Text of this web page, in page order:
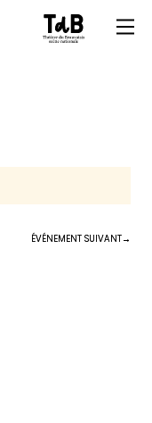
ÉVÉNEMENT SUIVANT